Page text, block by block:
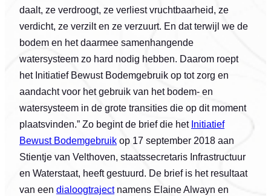
daalt, ze verdroogt, ze verliest vruchtbaarheid, ze
verdicht, ze verzilt en ze verzuurt. En dat terwijl we de
bodem en het daarmee samenhangende
watersysteem zo hard nodig hebben. Daarom roept
het Initiatief Bewust Bodemgebruik op tot zorg en
aandacht voor het gebruik van het bodem- en
watersysteem in de grote transities die op dit moment
plaatsvinden.” Zo begint de brief die het Initiatief
Bewust Bodemgebruik op 17 september 2018 aan
Stientje van Velthoven, staatssecretaris Infrastructuur
en Waterstaat, heeft gestuurd. De brief is het resultaat
van een dialoogtrajectnamens Elaine Alwayn en